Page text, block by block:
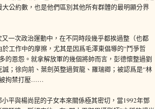
公約數，也是他們區別其他所有群體的最明顯分界
一次政治運動中，在不同時段幾乎都挨過整（也都
工作中的摩擦，尤其是因爲毛澤東倡導的“鬥爭哲
的恩怨。就拿解放軍的幾個將帥而言，彭德懷整過劉
；徐向前、葉劍英整過賀龍、羅瑞卿；被認爲是“林
被拘禁打壓……
平與楊尚昆的子女本來關係極其密切，當1992年鄧